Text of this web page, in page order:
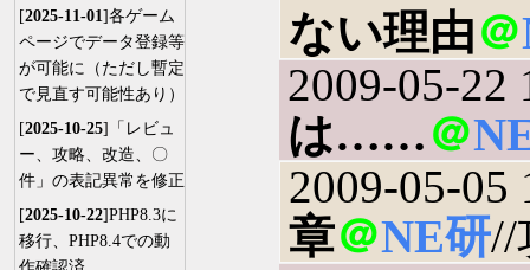
[2025-11-01]各ゲーム
ページでデータ登録等
が可能に（ただし暫定
で見直す可能性あり）
[2025-10-25]「レビュ
ー、攻略、改造、〇
件」の表記異常を修正
[2025-10-22]PHP8.3に
移行、PHP8.4での動
ない理由＠
2009-05-22
は……＠
2009-05-05
章＠NE研//